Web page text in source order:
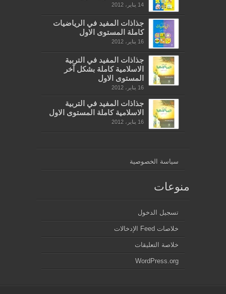
14 يناير، 2012
جذاذات المفيد في الرياضيات
كاملة المستوى الاول
16 يناير، 2012
جذاذات المفيد في التربية
الاسلامية كاملة بشكل آخر
المستوى الاول
16 يناير، 2012
جذاذات المفيد في التربية
الاسلامية كاملة المستوى الاول
16 يناير، 2012
سياسة الخصوصية
منوعات
تسجيل الدخول
خلاصات Feed الإدخالات
خلاصة التعليقات
WordPress.org